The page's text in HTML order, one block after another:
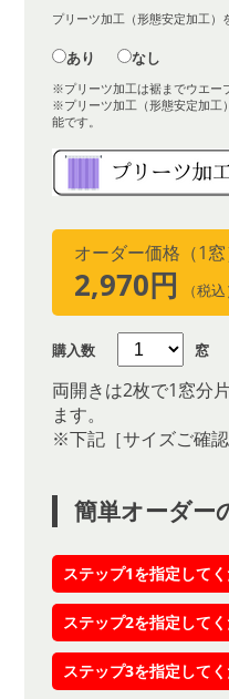
プリーツ加工（形態安定加工
あり なし
※プリーツ加工は裾までウエー
※プリーツ加工（形態安定加工
能です。
オーダー価格（1窓
2,970円 （税込
購入数 窓
両開きは2枚で1窓分
ます。
※下記［サイズご確認
簡単オーダー
ステップ1を指定して
ステップ2を指定して
ステップ3を指定して